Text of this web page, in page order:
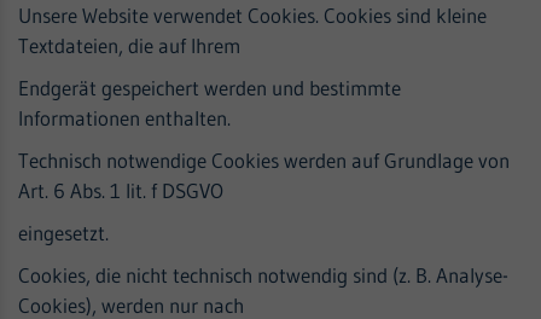
Unsere Website verwendet Cookies. Cookies sind kleine
Textdateien, die auf Ihrem
Endgerät gespeichert werden und bestimmte
Informationen enthalten.
Technisch notwendige Cookies werden auf Grundlage von
Art. 6 Abs. 1 lit. f DSGVO
eingesetzt.
Cookies, die nicht technisch notwendig sind (z. B. Analyse-
Cookies), werden nur nach